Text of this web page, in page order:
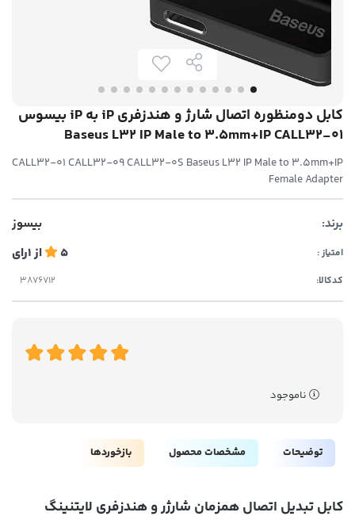
کابل دومنظوره اتصال شارژ و هندزفری iP به iP بیسوس
Baseus L32 IP Male to 3.5mm+IP CALL32-01
CALL32-01 CALL32-09 CALL32-0S Baseus L32 IP Male to 3.5mm+IP
Female Adapter
برند: بیسوز
امتیاز : 5 از1رای
کدکالا:
ناموجود
توضیحات مشخصات محصول بازخوردها
کابل تبدیل اتصال همزمان شارژر و هندزفری لایتنینگ